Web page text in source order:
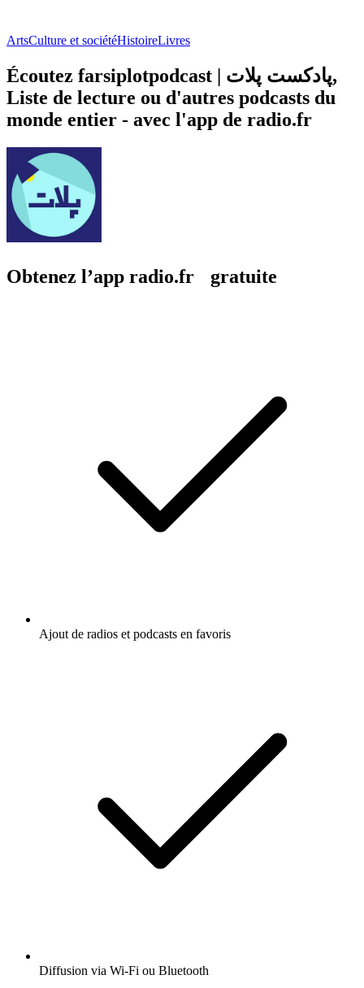
ArtsCulture et sociétéHistoireLivres
Écoutez farsiplotpodcast | پادکست پلات,
Liste de lecture ou d'autres podcasts du
monde entier - avec l'app de radio.fr
Obtenez l’app radio.fr gratuite
Ajout de radios et podcasts en favoris
Diffusion via Wi-Fi ou Bluetooth